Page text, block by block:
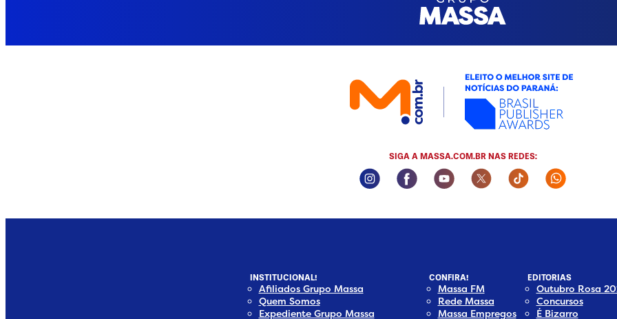
SIGA A MASSA.COM.BR NAS REDES:
Instagram Social Media
Facebook Social Media
Youtube Social Media
Twitter Social Media
Tiktok Social
INSTITUCIONAL!
Afiliados Grupo Massa
Quem Somos
Expediente Grupo Massa
CONFIRA!
Massa FM
Rede Massa
Massa Empregos
EDITORIAS
Outubro Rosa
Concursos
É Bizarro